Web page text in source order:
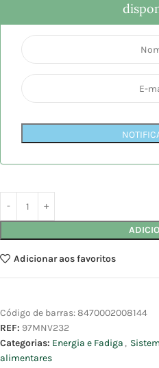
Adicionar aos favoritos
Código de barras:8470002008144
REF: 97MNV232
Categorias: Energia e Fadiga ,
alimentares